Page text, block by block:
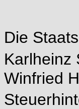
Die
Winfried